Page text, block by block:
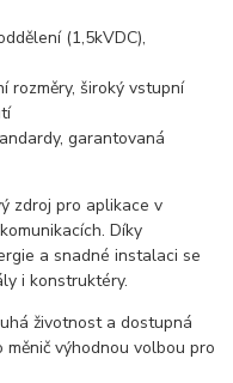
(1,5kVDC),
rozměry, široký vstupní
garantovaná
zdroj pro aplikace v
Díky
a snadné instalaci se
i konstruktéry.
životnost a dostupná
výhodnou volbou pro